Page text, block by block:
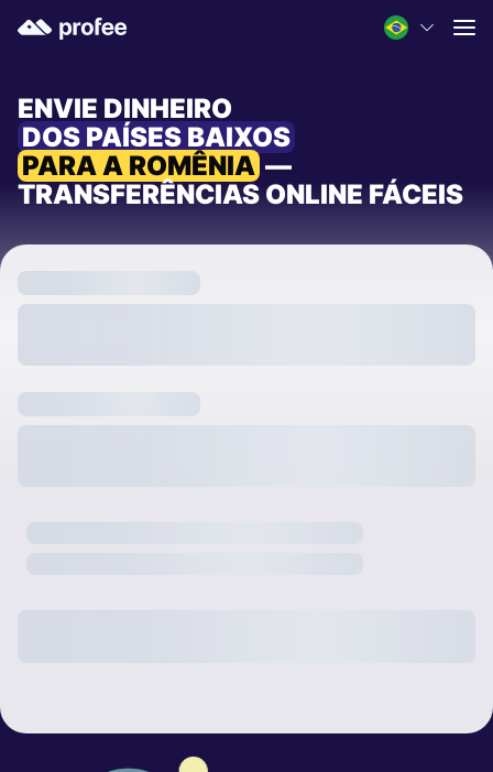
ENVIE DINHEIRO
DOS PAÍSES BAIXOS
PARA A ROMÊNIA —
TRANSFERÊNCIAS ONLINE FÁCEIS